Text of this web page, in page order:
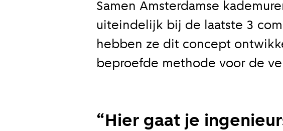
Meld je aan
Samen Amsterdamse
uiteindelijk bij de laatste 3
hebben ze dit concept
beproefde methode voor de
Hier gaat je